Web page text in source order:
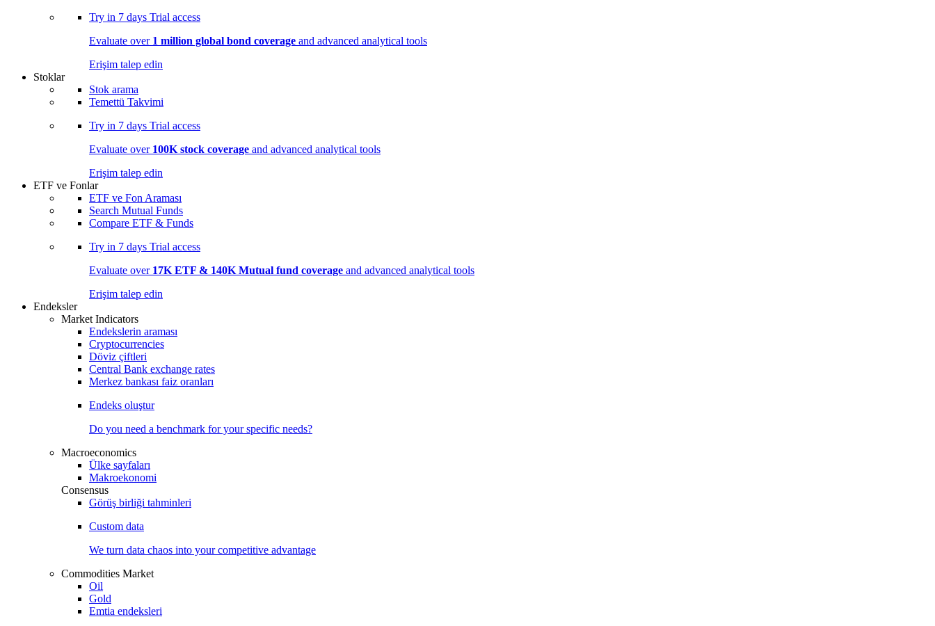
Try in 7 days Trial access
Evaluate over 1 million global bond coverage and advanced analytical tools
Erişim talep edin
Stoklar
Stok arama
Temettü Takvimi
Try in 7 days Trial access
Evaluate over 100K stock coverage and advanced analytical tools
Erişim talep edin
ETF ve Fonlar
ETF ve Fon Araması
Search Mutual Funds
Compare ETF & Funds
Try in 7 days Trial access
Evaluate over 17K ETF & 140K Mutual fund coverage and advanced analytical tools
Erişim talep edin
Endeksler
Market Indicators
Endekslerin araması
Cryptocurrencies
Döviz çiftleri
Central Bank exchange rates
Merkez bankası faiz oranları
Endeks oluştur
Do you need a benchmark for your specific needs?
Macroeconomics
Ülke sayfaları
Makroekonomi
Consensus
Görüş birliği tahminleri
Custom data
We turn data chaos into your competitive advantage
Commodities Market
Oil
Gold
Emtia endeksleri